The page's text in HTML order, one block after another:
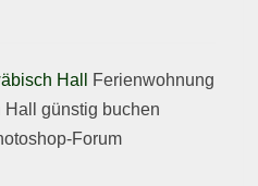
Hall
Ferienwohnung
Hall günstig buchen
Forum